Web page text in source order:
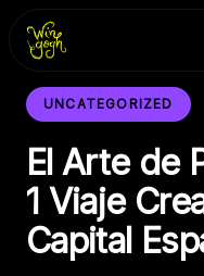
Inicio
Blog
Contacto
UNCATEGORIZED
El Arte de
1 Viaje
Capital